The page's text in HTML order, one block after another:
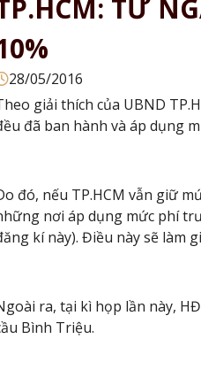
TỪ
28/05/2016
giải thích của UBND
đã ban hành và áp dụng
đó, nếu TP.HCM vẫn giữ
nơi áp dụng mức phí
kí này). Điều này sẽ làm
ra, tại kì họp lần này,
Bình Triệu.